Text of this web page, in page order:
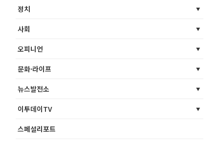
정치
사회
오피니언
문화·라이프
뉴스발전소
이투데이TV
스페셜리포트